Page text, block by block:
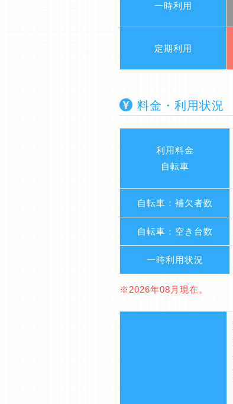
一時利用
定期利用
料金・利用状況
利用料金
自転車
自転車：補欠者数
自転車：空き台数
一時利用状況
※2026年08月現在。